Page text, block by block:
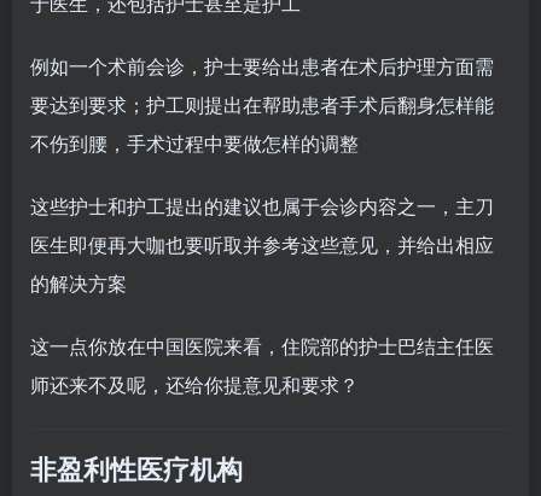
例如一个术前会诊，护士要给出患者在术后护理方面需
要达到要求；护工则提出在帮助患者手术后翻身怎样能
不伤到腰，手术过程中要做怎样的调整
这些护士和护工提出的建议也属于会诊内容之一，主刀
医生即便再大咖也要听取并参考这些意见，并给出相应
的解决方案
这一点你放在中国医院来看，住院部的护士巴结主任医
师还来不及呢，还给你提意见和要求？
非盈利性医疗机构